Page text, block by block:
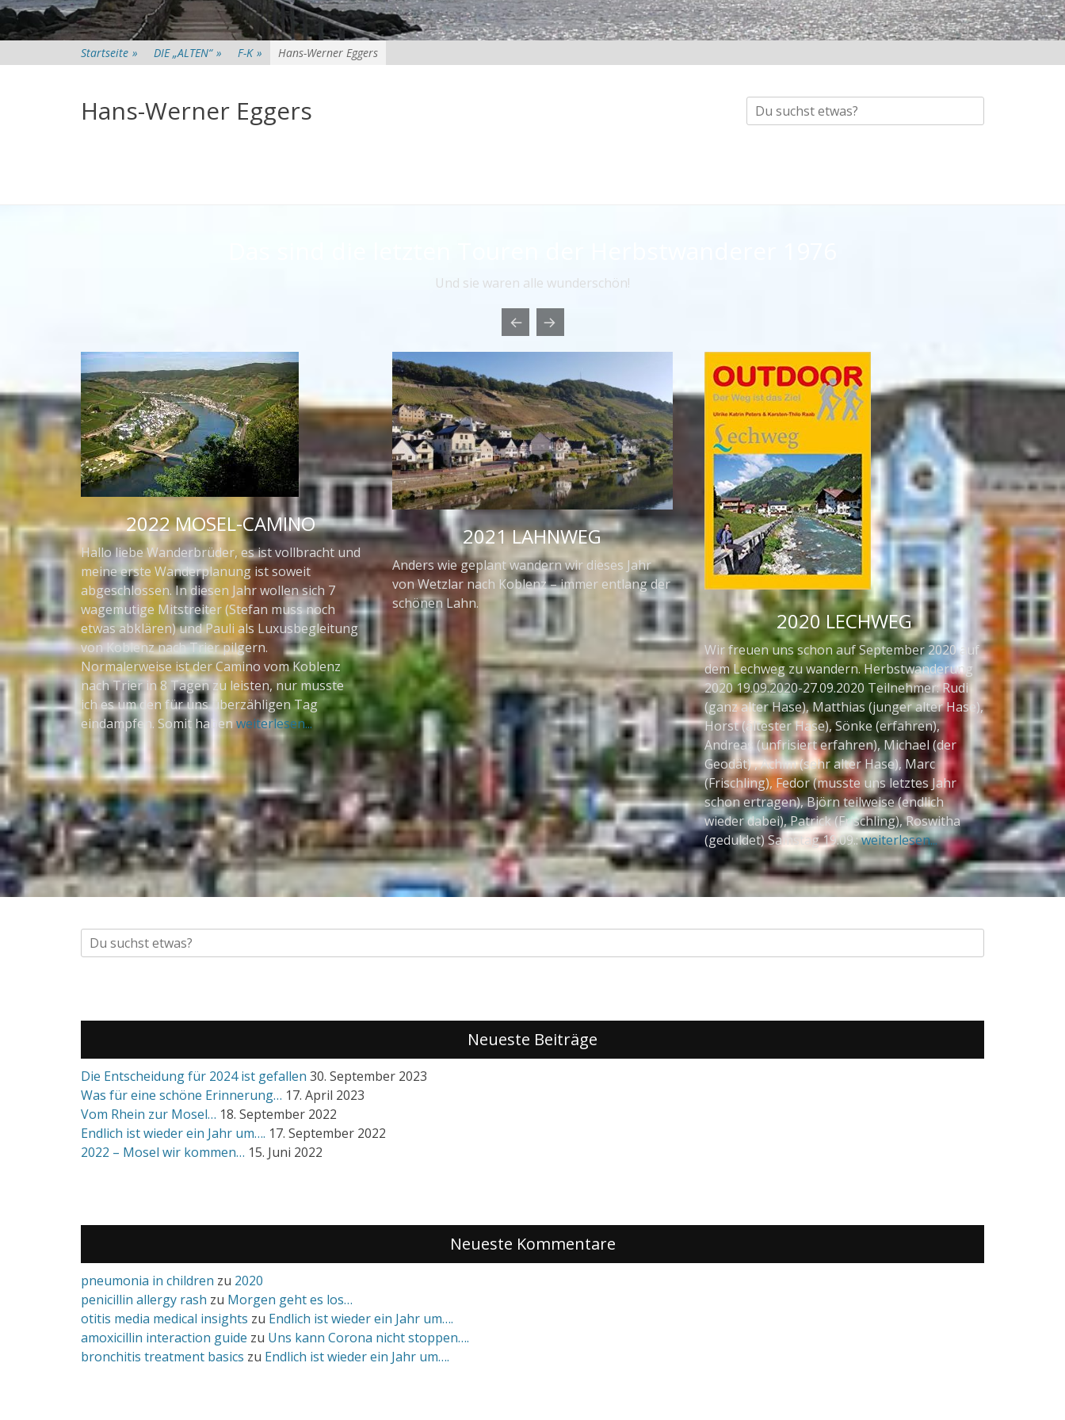
Startseite » DIE „ALTEN“ » F-K » Hans-Werner Eggers
Hans-Werner Eggers
Suche
nach:
Und sie waren alle wunderschön!
2022 MOSEL-CAMINO
Hallo liebe Wanderbrüder, es ist vollbracht und
meine erste Wanderplanung ist soweit
abgeschlossen. In diesen Jahr wollen sich 7
wagemutige Mitstreiter (Stefan muss noch
etwas abklären) und Pauli als Luxusbegleitung
von Koblenz nach Trier pilgern.
Normalerweise ist der Camino vom Koblenz
nach Trier in 8 Tagen zu leisten, nur musste
ich es um den für uns überzähligen Tag
eindampfen. Somit habenweiterlesen...
2021 LAHNWEG
Anders wie geplant wandern wir dieses Jahr
von Wetzlar nach Koblenz – immer entlang der
schönen Lahn.
2020 LECHWEG
Wir freuen uns schon auf September 2020 auf
dem Lechweg zu wandern. Herbstwanderung
2020 19.09.2020-27.09.2020 Teilnehmer: Rudi
(ganz alter Hase), Matthias (junger alter Hase),
Horst (ältester Hase), Sönke (erfahren),
Andreas (unfrisiert erfahren), Michael (der
Geodät) , Achim (sehr alter Hase), Marc
(Frischling), Fedor (musste uns letztes Jahr
schon ertragen), Björn teilweise (endlich
wieder dabei), Patrick (Frischling), Roswitha
(geduldet) Samstag 19.09.:weiterlesen...
Suche
nach:
Neueste Beiträge
Die Entscheidung für 2024 ist gefallen 30. September 2023
Was für eine schöne Erinnerung… 17. April 2023
Vom Rhein zur Mosel… 18. September 2022
Endlich ist wieder ein Jahr um…. 17. September 2022
2022 – Mosel wir kommen… 15. Juni 2022
Neueste Kommentare
pneumonia in children zu 2020
penicillin allergy rash zu Morgen geht es los…
otitis media medical insights zu Endlich ist wieder ein Jahr um….
amoxicillin interaction guide zu Uns kann Corona nicht stoppen….
bronchitis treatment basics zu Endlich ist wieder ein Jahr um….